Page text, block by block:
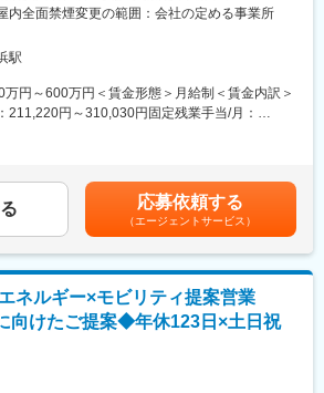
を超え、利益も安定し、無借金経営です。
くるみん」マークを認定取得。社員が安心し
グループ、クラレ、四国電力グループ、四国旅
ープ、帝人、東レ、西日本高速道路、西日本電
の定める業務
、電気や計装、機械分野の産業機器を中心とし
所属メンバーのサポート業務を行いながら、事
献いただくポジションです。
の連携による拡販拡大を支援し、拠点向けの技
ートも担当するなど、幅広い業務を通して事業
業機器、DX、IoT商材
中小プラント、製造業、官公庁 他
の場合、担当でなく現場サポート及びメーカ
内全面禁煙変更の範囲：会社の定める事業所
駅
万円～600万円＜賃金形態＞月給制＜賃金内訳＞
211,220円～310,030円固定残業手当/月：
年齢・スキルなどを考慮の上で最終決定いたし
1回（4月）3,000円～7,800円／月■賞与：年2回
年）賃金はあくまでも目安の金額であり、選考
可能性があります。月給(月額)は固定手当を含め
応募依頼する
（エージェントサービス）
ネルギー×モビリティ提案営業
向けたご提案◆年休123日×土日祝